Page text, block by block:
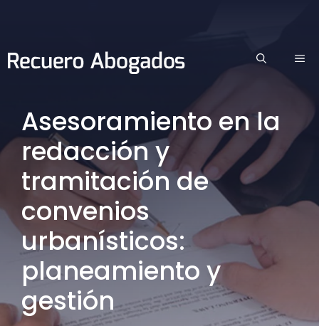
contenido
Asesoramiento en la
redacción y
tramitación de
convenios
urbanísticos:
planeamiento y
gestión